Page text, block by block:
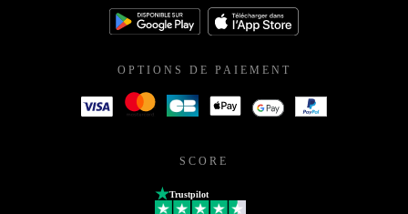
OPTIONS DE PAIEMENT
SCORE
Trustpilot